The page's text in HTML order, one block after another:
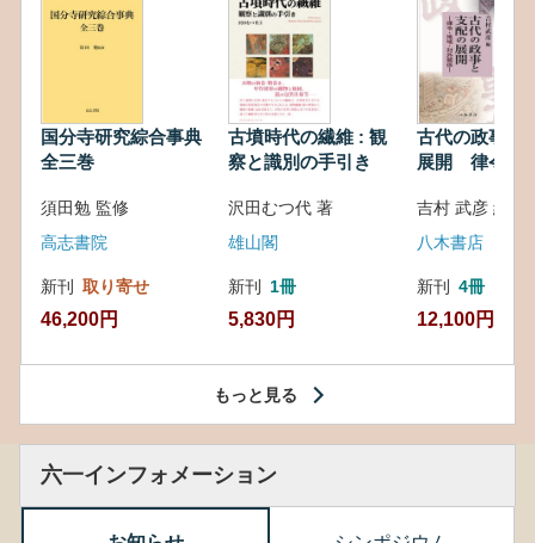
国分寺研究綜合事典
全三巻
須田勉 監修
高志書院
新刊 取り寄せ
46,200円
古墳時代の繊維 : 観
察と識別の手引き
沢田むつ代 著
雄山閣
新刊 1冊
5,830円
古代の政事と
展開 律令・
吉村 武彦 編集
八木書店
新刊 4冊
12,100円
もっと見る
六一インフォメーション